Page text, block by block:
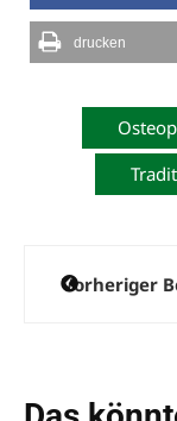
drucken
Vorheriger